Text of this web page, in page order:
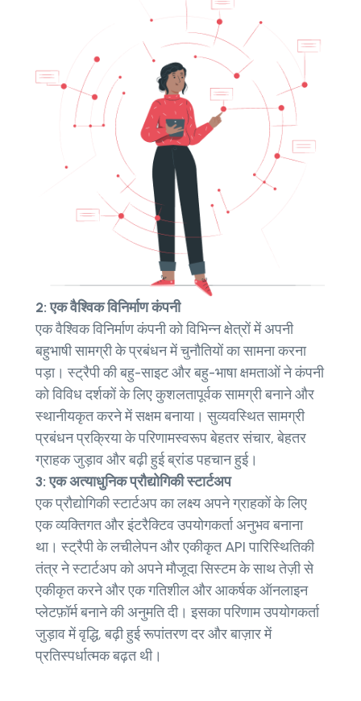
2: एक वैश्विक विनिर्माण कंपनी
एक वैश्विक विनिर्माण कंपनी को विभिन्न क्षेत्रों में अपनी
बहुभाषी सामग्री के प्रबंधन में चुनौतियों का सामना करना
पड़ा। स्ट्रैपी की बहु-साइट और बहु-भाषा क्षमताओं ने कंपनी
को विविध दर्शकों के लिए कुशलतापूर्वक सामग्री बनाने और
स्थानीयकृत करने में सक्षम बनाया। सुव्यवस्थित सामग्री
प्रबंधन प्रक्रिया के परिणामस्वरूप बेहतर संचार, बेहतर
ग्राहक जुड़ाव और बढ़ी हुई ब्रांड पहचान हुई।
3: एक अत्याधुनिक प्रौद्योगिकी स्टार्टअप
एक प्रौद्योगिकी स्टार्टअप का लक्ष्य अपने ग्राहकों के लिए
एक व्यक्तिगत और इंटरैक्टिव उपयोगकर्ता अनुभव बनाना
था। स्ट्रैपी के लचीलेपन और एकीकृत API पारिस्थितिकी
तंत्र ने स्टार्टअप को अपने मौजूदा सिस्टम के साथ तेज़ी से
एकीकृत करने और एक गतिशील और आकर्षक ऑनलाइन
प्लेटफ़ॉर्म बनाने की अनुमति दी। इसका परिणाम उपयोगकर्ता
जुड़ाव में वृद्धि, बढ़ी हुई रूपांतरण दर और बाज़ार में
प्रतिस्पर्धात्मक बढ़त थी।